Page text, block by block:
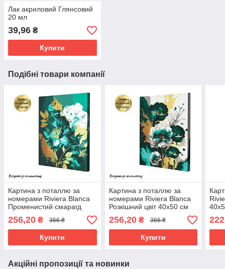
Лак акриловий Глянсовий
20 мл
39,96 ₴
Купити
Подібні товари компанії
Картина з поталлю за
номерами Riviera Blanca
Променистий смарагд
256,20 ₴ 366 ₴
Купити
Картина з поталлю за
номерами Riviera Blanca
Розкішний цвіт 40x50 см
256,20₴ 366 ₴
Купити
Акційні пропозиції та новинки